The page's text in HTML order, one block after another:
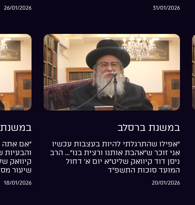
31/01/2026
26/01/2026
במשנת ברסלב
“אפילו שהתרגלתי להיות בעצבות עכשיו
אני זוכר ש”אהבת אותנו ורצית בנו”… הרב
ניסן דוד קיוואק שליט”א יום א’ דחול
המועד סוכות התשפ”ד
20/01/2026
“אם אתה
והבעיות
קיוואק
שיעור
18/01/2026